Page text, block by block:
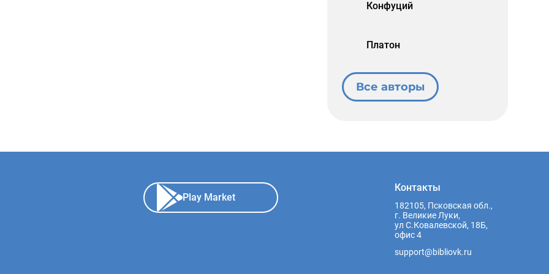
Конфуций
Платон
Все авторы
Play Market
Контакты
182105, Псковская обл.,
г. Великие Луки,
ул С.Ковалевской, 18Б,
офис 4
support@bibliovk.ru